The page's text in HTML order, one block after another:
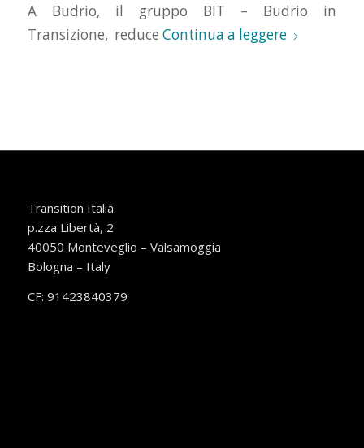
A Budrio, il gruppo BIT – Budrio in
Transizione, reduce Continua a leggere
Transition Italia
p.zza Libertà, 2
40050 Monteveglio – Valsamoggia
Bologna – Italy
CF: 91423840379